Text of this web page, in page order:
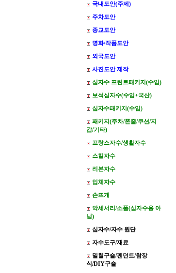
국내도안(주제)
주차도안
종교도안
명화/작품도안
외국도안
사진도안 제작
십자수 프린트패키지(수입)
보석십자수(수입+국산)
십자수패키지(수입)
패키지(주차/폰줄/쿠션/지
갑/기타)
프랑스자수/생활자수
스킬자수
리본자수
입체자수
손뜨개
악세서리/소품(십자수용 아
님)
십자수/자수 원단
자수도구/재료
밀힐구슬/펜던트/참장
식/DIY구슬